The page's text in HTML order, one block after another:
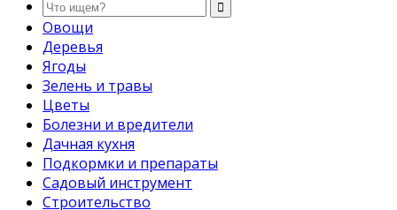
Овощи
Деревья
Ягоды
Зелень и травы
Цветы
Болезни и вредители
Дачная кухня
Подкормки и препараты
Садовый инструмент
Строительство